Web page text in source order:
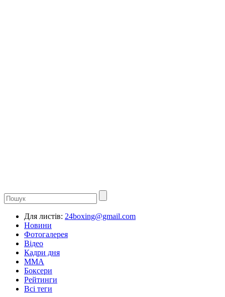
Для листів: 24boxing@gmail.com
Новини
Фотогалерея
Відео
Кадри дня
ММА
Боксери
Рейтинги
Всі теги